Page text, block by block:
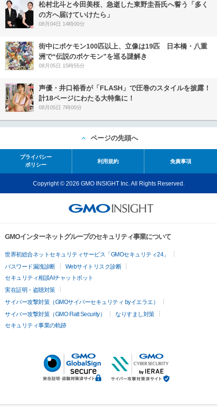
松村北斗と今田美桜、急逝した東野圭吾氏へ誓う「多く
の方へ届けていけたら」
08月04日 14時00分
街中にポケモン100匹以上、立像は19匹 日本橋・八重
洲で“伝説のポケモン”を巡る謎解き
08月05日 15時55分
声優・井口裕香が「FLASH」で圧巻のスタイルを披露！
計18ページにわたる大特集に！
08月05日 7時00分
ページの先頭へ
プライバシー
ポリシー
利用規約 免責事項
Copyright © 2026 GMO INSIGHT Inc. All Rights Reserved.
GMOインターネットグループのセキュリティ事業について
世界初総合ネットセキュリティサービス「GMOセキュリティ24」
パスワード漏洩診断
Webサイトリスク診断
セキュリティ相談AIチャットボット
実在証明・盗聴対策
サイバー攻撃対策（GMOサイバーセキュリティ byイエラエ）
サイバー攻撃対策（GMO Flatt Security）
なりすまし対策
セキュリティ事業の軌跡